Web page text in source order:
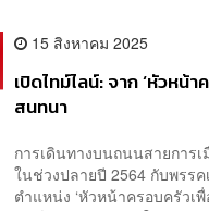
15 สิงหาคม 2025
เปิดไทม์ไลน์: จาก ‘หัวห
สนทนา
การเดินทางบนถนนสายการ
ในช่วงปลายปี 2564 กับพรรค
ตำแหน่ง ‘หัวหน้าครอบครัวเ